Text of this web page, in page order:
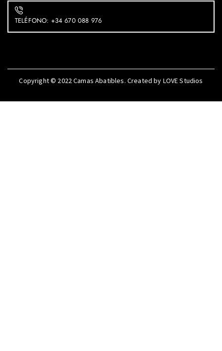
TELÉFONO: +34 670 088 976
Copyright © 2022Camas Abatibles. Created by LOVE Studios